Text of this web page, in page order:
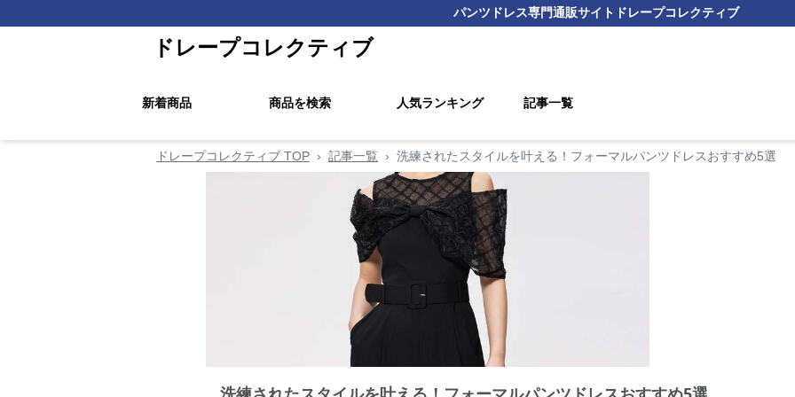
パンツドレス専門通販サイト ドレープコレクティブ
ドレープコレクティブ
新着商品 商品を検索 人気ランキング 記事一覧
ドレープコレクティブ TOP › 記事一覧 › 洗練されたスタイルを叶える！フォーマルパンツドレスおすすめ5選